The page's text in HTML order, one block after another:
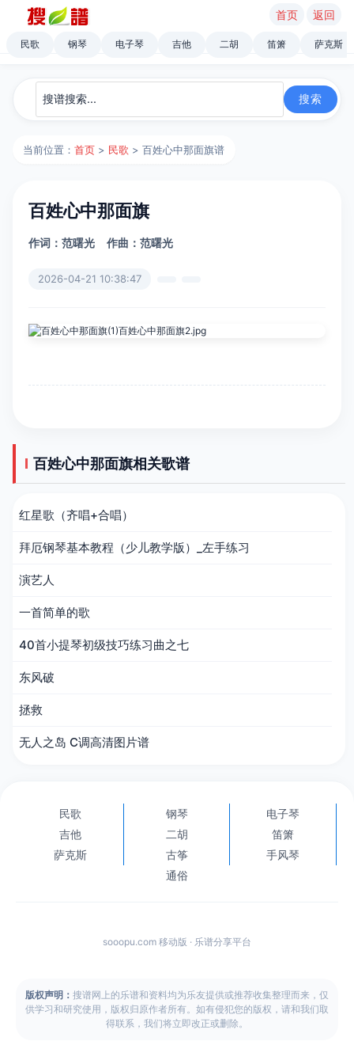
首页 返回
民歌 钢琴 电子琴 吉他 二胡 笛箫 萨克斯
当前位置：首页 > 民歌 > 百姓心中那面旗谱
百姓心中那面旗
作词：范曙光 作曲：范曙光
2026-04-21 10:38:47
百姓心中那面旗相关歌谱
红星歌（齐唱+合唱）
拜厄钢琴基本教程（少儿教学版）_左手练习
演艺人
一首简单的歌
40首小提琴初级技巧练习曲之七
东风破
拯救
无人之岛 C调高清图片谱
民歌 钢琴
电子琴
吉他
二胡
笛箫
萨克斯
古筝
手风琴
通俗
sooopu.com 移动版 · 乐谱分享平台
版权声明： 搜谱网上的乐谱和资料均为乐友提供或推荐收集整理而来，仅
供学习和研究使用，版权归原作者所有。如有侵犯您的版权，请和我们取
得联系，我们将立即改正或删除。